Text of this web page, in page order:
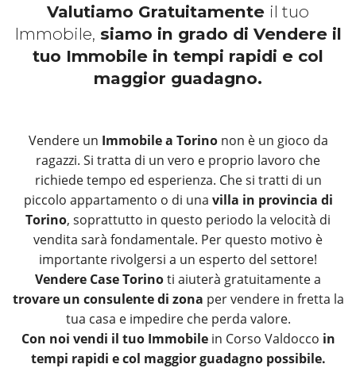
Valutiamo Gratuitamente il tuo
Immobile, siamo in grado di Vendere il
tuo Immobile in tempi rapidi e col
maggior guadagno.
Vendere un Immobile a Torinonon è un gioco da
ragazzi. Si tratta di un vero e proprio lavoro che
richiede tempo ed esperienza. Che si tratti di un
piccolo appartamento o di una villa in provincia di
Torino, soprattutto in questo periodo la velocità di
vendita sarà fondamentale. Per questo motivo è
importante rivolgersi a un esperto del settore!
Vendere Case Torinoti aiuterà gratuitamente a
trovare un consulente di zona per vendere in fretta la
tua casa e impedire che perda valore.
Con noi vendi il tuo Immobile in Corso Valdocco in
tempi rapidi e col maggior guadagno possibile.